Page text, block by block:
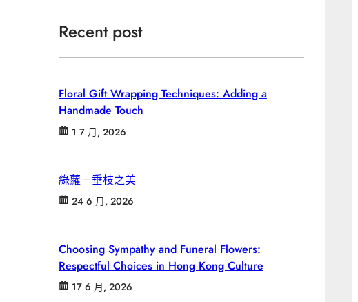
Recent post
Floral Gift Wrapping Techniques: Adding a
Handmade Touch
1 7 月, 2026
綠蘿－垂枝之美
24 6 月, 2026
Choosing Sympathy and Funeral Flowers:
Respectful Choices in Hong Kong Culture
17 6 月, 2026